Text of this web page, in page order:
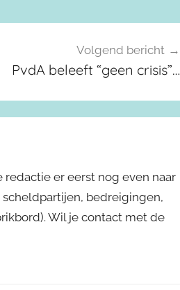
Volgend bericht
PvdA beleeft “geen crisis”…
er eerst nog even naar
bedreigingen,
Wil je contact met de